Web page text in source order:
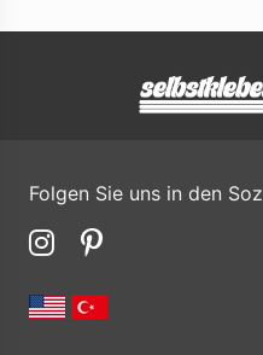
Folgen Sie uns in den